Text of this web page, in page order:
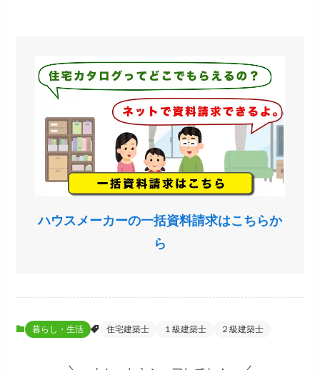
ハウスメーカーの一括資料請求はこちらか
ら
暮らし・生活 住宅建築士 １級建築士 ２級建築士